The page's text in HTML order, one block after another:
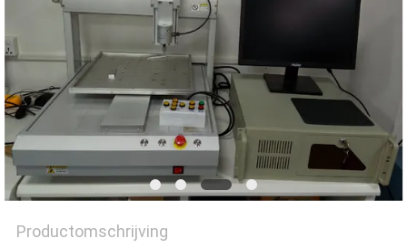
PRIVACY
POLICY
Productomschrijving